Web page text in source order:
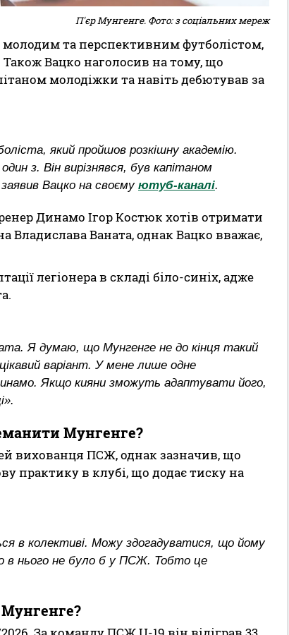
П'єр Мунгенге. Фото: з соціальних мереж
та перспективним футболістом,
Вацко наголосив на тому, що
молодіжки та навіть дебютував за
який пройшов розкішну академію.
з. Він вирізнявся, був капітаном
Вацко на своєму ютуб-каналі.
Динамо Ігор Костюк хотів отримати
Владислава Ваната, однак Вацко вважає,
легіонера в складі біло-синіх, адже
Я думаю, що Мунгенге не до кінця такий
варіант. У мене лише одне
Якщо кияни зможуть адаптувати його,
Мунгенге?
вихованця ПСЖ, однак зазначив, що
практику в клубі, що додає тиску на
в колективі. Можу здогадуватися, що йому
в нього не було б у ПСЖ. Тобто це